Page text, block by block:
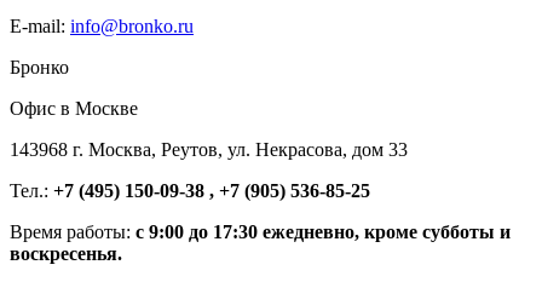
E-mail: info@bronko.ru
Бронко
Офис в Москве
143968 г. Москва, Реутов, ул. Некрасова, дом 33
Тел.: +7 (495) 150-09-38 , +7 (905) 536-85-25
Время работы: с 9:00 до 17:30 ежедневно, кроме субботы и
воскресенья.